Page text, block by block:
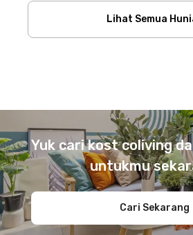
Lihat Semua
Yuk cari kost coliving
untukmu
Cari Sekarang